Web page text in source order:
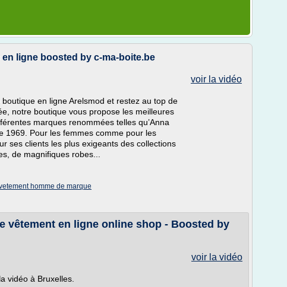
ligne boosted by c-ma-boite.be
voir la vidéo
boutique en ligne Arelsmod et restez au top de
notre boutique vous propose les meilleures
marques renommées telles qu’Anna
1969. Pour les femmes comme pour les
ses clients les plus exigeants des collections
de magnifiques robes...
homme de marque
vêtement en ligne online shop - Boosted by
voir la vidéo
vidéo à Bruxelles.